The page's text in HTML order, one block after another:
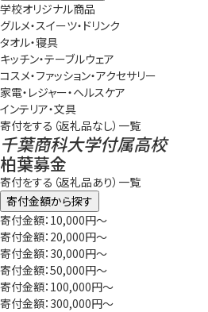
学校オリジナル商品
グルメ・スイーツ・ドリンク
タオル・寝具
キッチン・テーブルウェア
コスメ・ファッション・アクセサリー
家電・レジャー・ヘルスケア
インテリア・文具
寄付をする（返礼品なし）一覧
千葉商科大学付属高校
柏葉募金
寄付をする（返礼品あり）一覧
寄付金額から探す
寄付金額：10,000円～
寄付金額：20,000円～
寄付金額：30,000円～
寄付金額：50,000円～
寄付金額：100,000円～
寄付金額：300,000円～